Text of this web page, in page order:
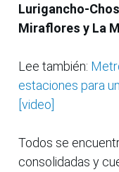
Lurigancho-
Miraflores y La
Lee también:
estaciones para
[video]
Todos se
consolidadas y